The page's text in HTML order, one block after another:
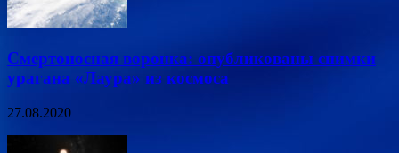
Смертоносная воронка: опубликованы снимки
урагана «Лаура» из космоса
27.08.2020